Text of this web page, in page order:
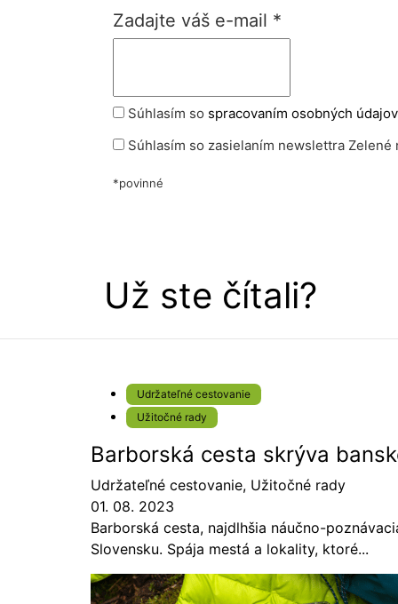
Zadajte váš e-mail *
Súhlasím so spracovaním osobných údajov
Súhlasím so zasielaním newslettra
*povinné
Už ste čítali?
Udržateľné cestovanie
Užitočné rady
Barborská cesta skrýva
Udržateľné cestovanie, Užitočné rady
01. 08. 2023
Barborská cesta, najdlhšia náučno-
Slovensku. Spája mestá a lokality, ktoré...